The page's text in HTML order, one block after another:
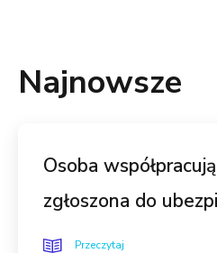
Najnowsze
Osoba
zgłoszona do
Przeczytaj